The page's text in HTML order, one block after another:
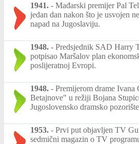
1941. - Mađarski premijer Pal
jedan dan nakon što je usvojen
napad na Jugoslaviju.
1948. - Predsjednik SAD Harry
potpisao Maršalov plan
poslijeratnoj Evropi.
1948. - Premijerom drame Ivana
Betajnove" u režiji Bojana
Jugoslovensko dramsko
1953. - Prvi put objavljen TV
sedmični magazin o TV